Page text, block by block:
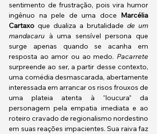
sentimento de frustração, pois vira humor
ingênuo na pele de uma doce Marcélia
Cartaxo que dualiza a brutalidade de um
mandacaru à uma sensível persona que
surge apenas quando se acanha em
resposta ao amor ou ao medo.
surpreende ao ser, a partir desse contexto,
uma comédia desmascarada, abertamente
interessada em arrancar os risos frouxos de
uma plateia atenta à “loucura” da
personagem pela empatia imediata e ao
roteiro cravado de regionalismo nordestino
em suas reações impacientes. Sua raiva faz